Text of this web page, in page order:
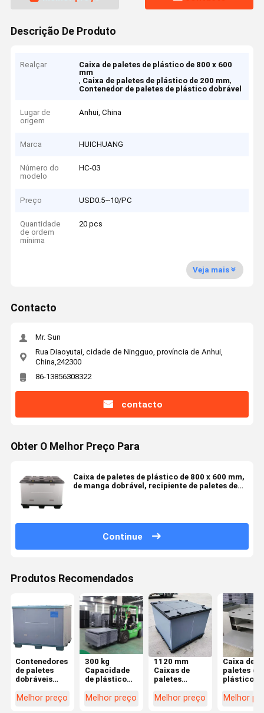
Descrição De Produto
Realçar
Caixa de paletes de plástico de 800 x 600
mm
, Caixa de paletes de plástico de 200 mm,
Contenedor de paletes de plástico dobrável
Lugar de
origem
Anhui, China
Marca HUICHUANG
Número do
modelo
HC-03
Preço USD0.5~10/PC
Quantidade
de ordem
mínima
20 pcs
Veja mais
Contacto
Mr. Sun
Rua Diaoyutai, cidade de Ningguo, província de Anhui,
China,242300
86-13856308322
contacto
Obter O Melhor Preço Para
Caixa de paletes de plástico de 800 x 600 mm,
de manga dobrável, recipiente de paletes de
Continue
Produtos Recomendados
Contenedores
de paletes
dobráveis
Resistentes a
Melhor preço
300 kg
Capacidade
de plástico
contêineres
Melhor preço
1120 mm
Caixas de
paletes
Agricultura
Melhor preço
Caixa de
paletes de
plástico
Caixas de
Melhor